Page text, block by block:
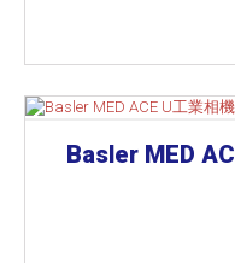
Basler MED